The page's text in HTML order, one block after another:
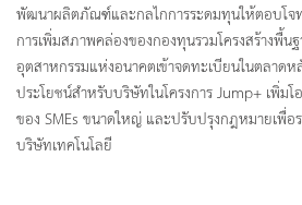
พัฒนาผลิตภัณฑ์และกลไกการระดมทุนให้ตอบโจ
การเพิ่มสภาพคล่องของกองทุนรวมโครงสร้างพื้
อุตสาหกรรมแห่งอนาคตเข้าจดทะเบียนในตลา
ประโยชน์สำหรับบริษัทในโครงการ Jump+ เพิ่ม
ของ SMEs ขนาดใหญ่ และปรับปรุงกฎหมายเพื่อ
บริษัทเทคโนโลยี